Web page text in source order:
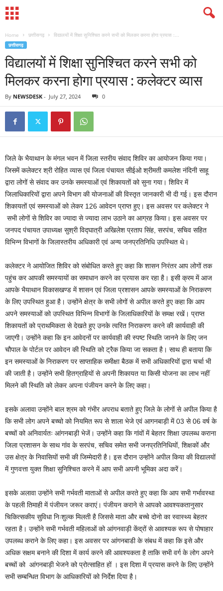
Home छत्तीसगढ़ विद्यालयों में शिक्षा सुनिश्चित करने सभी को मिलकर करना होगा प्रयास :...
छत्तीसगढ़
विद्यालयों में शिक्षा सुनिश्चित करने सभी को
मिलकर करना होगा प्रयास : कलेक्टर व्यास
By NEWSDESK - July 27, 2024 0
जिले के भैयाथान के मंगल भवन में जिला स्तरीय संवाद शिविर का आयोजन किया गया।
जिसमें कलेक्टर श्री रोहित व्यास एवं जिला पंचायत सीईओ श्रीमती कमलेश नंदिनी साहू
द्वारा लोगों से संवाद कर उनके समस्याओं एवं शिकायतों को सुना गया। शिविर में
जिलाधिकारियों द्वारा अपने विभाग की योजनाओं की विस्तृत जानकारी भी दी गई। इस दौरान
शिकायतों एवं समस्याओं को लेकर 126 आवेदन प्राप्त हुए। इस अवसर पर कलेक्टर ने
सभी लोगों से शिविर का ज्यादा से ज्यादा लाभ उठाने का आग्रह किया। इस अवसर पर
जनपद पंचायत उपाध्यक्ष सुश्री विद्घात्री अखिलेश प्रताप सिंह, सरपंच, सचिव सहित
विभिन्न विभागों के जिलास्तरीय अधिकारी एवं अन्य जनप्रतिनिधि उपस्थित थे।
कलेक्टर ने आयोजित शिविर को संबोधित करते हुए कहा कि शासन निरंतर आप लोगों तक
पहुंच कर आपकी समस्यायों का समाधान करने का प्रयास कर रहा है। इसी क्रम में आज
आपके भैयाथान विकासखण्ड में शासन एवं जिला प्रशासन आपके समस्याओं के निराकरण
के लिए उपस्थित हुआ है। उन्होंने क्षेत्र के सभी लोगों से अपील करते हुए कहा कि आप
अपने समस्याओं को उपस्थित विभिन्न विभागों के जिलाधिकारियों के समक्ष रखें। प्राप्त
शिकायतों को प्राथमिकता से देखते हुए उनके त्वरित निराकरण करने की कार्यवाही की
जाएगी। उन्होंने कहा कि इन आवेदनों पर कार्यवाही की स्पष्ट स्थिति जानने के लिए जन
चौपाल के पोर्टल पर आवेदन की स्थिति को ट्रैक किया जा सकता है। साथ ही बताया कि
इन समस्याओं के निराकरण पर साप्ताहिक समीक्षा बैठक में सभी अधिकारियों द्वारा चर्चा भी
की जाती है। उन्होंने सभी हितग्राहियों से अपनी शिकायत या किसी योजना का लाभ नहीं
मिलने की स्थिति को लेकर अपना पंजीयन करने के लिए कहा।
इसके अलावा उन्होंने बाल श्रम को गंभीर अपराध बताते हुए जिले के लोगों से अपील किया है
कि सभी लोग अपने बच्चो को नियमित रूप से शाला भेजे एवं आगनबाड़ी में 03 से 06 वर्ष के
बच्चों को अनिवार्यतः आंगनबाड़ी भेजें। उन्होंने कहा कि गांवों में बेहतर शिक्षा उपलब्ध कराना
जिला प्रशासन के साथ गांव के सरपंच, सचिव समेत सभी जनप्रतिनिधियों, शिक्षकों और
उस क्षेत्र के निवासियों सभी की जिम्मेदारी है। इस दौरान उन्होंने अपील किया की विद्यालयों
में गुणवत्ता युक्त शिक्षा सुनिश्चित करने में आप सभी अपनी भूमिका अदा करें।
इसके अलावा उन्होंने सभी गर्भवती माताओं से अपील करते हुए कहा कि आप सभी गर्भावस्था
के पहली तिमाही में पंजीयन जरूर कराएं। पंजीयन कराने से आपको आवश्यकतानुसार
चिकित्सकीय सुविधा निःशुल्क मिलती है जिससे माता और बच्चे दोनो का स्वास्थ्य बेहतर
रहता है। उन्होंने सभी गर्भवती महिलाओं को आंगनवाड़ी केंद्रों से आवश्यक रूप से पोषाहार
उपलब्ध कराने के लिए कहा। इस अवसर पर आंगनबाडी के संबध में कहा कि इसे और
अधिक सक्षम बनाने की दिशा में कार्य करने की आवश्यकता है ताकि सभी वर्ग के लोग अपने
बच्चों को आंगनबाड़ी भेजने को प्रोत्साहित हों । इस दिशा में प्रयास करने के लिए उन्होंने
सभी सम्बन्धित विभाग के आधिकारियों को निर्देश दिया है।